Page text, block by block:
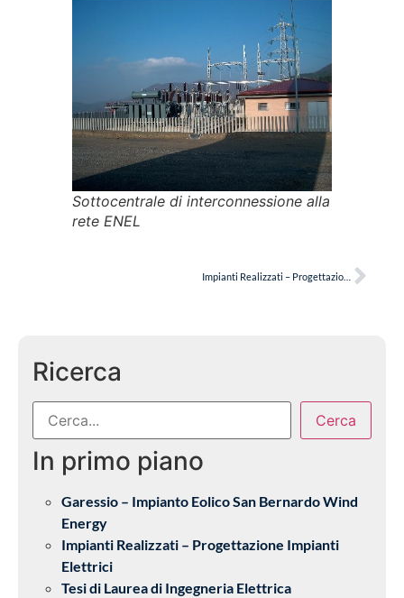
Sottocentrale di interconnessione alla
rete ENEL
Impianti Realizzati – Progettazione Impianti Elettrici
Ricerca
Cerca
In primo piano
Garessio – Impianto Eolico San Bernardo Wind
Energy
Impianti Realizzati – Progettazione Impianti
Elettrici
Tesi di Laurea di Ingegneria Elettrica